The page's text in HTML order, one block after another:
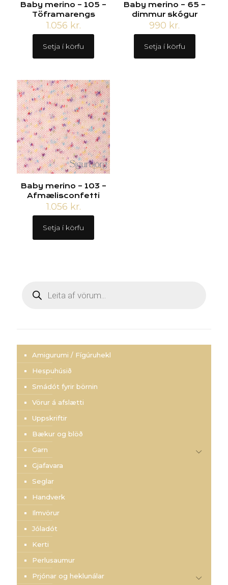
Baby merino – 105 –
Töframarengs
1.056 kr.
Setja í körfu
Baby merino – 65 –
dimmur skógur
990 kr.
Setja í körfu
Baby merino – 103 –
Afmælisconfetti
1.056 kr.
Setja í körfu
search
Amigurumi / Fígúruhekl
Hespuhúsið
Smádót fyrir börnin
Vörur á afslætti
Uppskriftir
Bækur og blöð
Garn
Gjafavara
Seglar
Handverk
Ilmvörur
Jóladót
Kerti
Perlusaumur
Prjónar og heklunálar